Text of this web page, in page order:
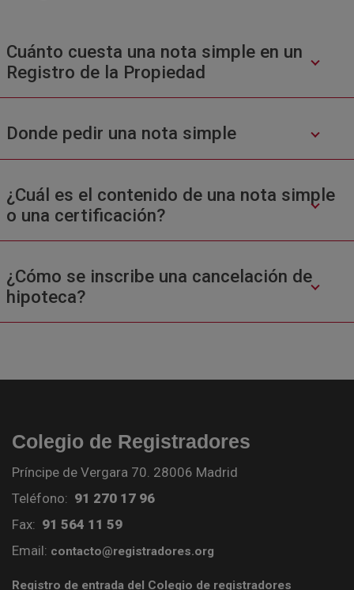
Cuánto cuesta una nota simple en un
Registro de la Propiedad
Donde pedir una nota simple
¿Cuál es el contenido de una nota simple
o una certificación?
¿Cómo se inscribe una cancelación de
hipoteca?
Colegio de Registradores
Príncipe de Vergara 70. 28006 Madrid
Teléfono: 91 270 17 96
Fax: 91 564 11 59
Email: contacto@registradores.org
Registro de entrada del Colegio de registradores